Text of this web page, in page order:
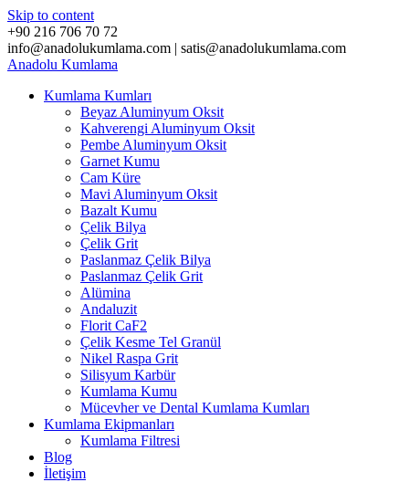
Skip to content
+90 216 706 70 72
info@anadolukumlama.com | satis@anadolukumlama.com
Anadolu Kumlama
Kumlama Kumları
Beyaz Aluminyum Oksit
Kahverengi Aluminyum Oksit
Pembe Aluminyum Oksit
Garnet Kumu
Cam Küre
Mavi Aluminyum Oksit
Bazalt Kumu
Çelik Bilya
Çelik Grit
Paslanmaz Çelik Bilya
Paslanmaz Çelik Grit
Alümina
Andaluzit
Florit CaF2
Çelik Kesme Tel Granül
Nikel Raspa Grit
Silisyum Karbür
Kumlama Kumu
Mücevher ve Dental Kumlama Kumları
Kumlama Ekipmanları
Kumlama Filtresi
Blog
İletişim